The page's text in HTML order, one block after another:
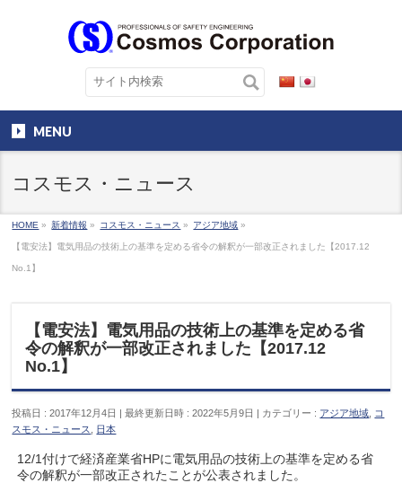
MENU
コスモス・ニュース
HOME » 新着情報 » コスモス・ニュース » アジア地域 »
【電安法】電気用品の技術上の基準を定める省令の解釈が一部改正されました【2017.12
No.1】
【電安法】電気用品の技術上の基準を定める省
令の解釈が一部改正されました【2017.12
No.1】
投稿日 : 2017年12月4日 最終更新日時 : 2022年5月9日 カテゴリー : アジア地域
コ
スモス・ニュース
日本
12/1付けで経済産業省HPに電気用品の技術上の基準を定める省
令の解釈が一部改正されたことが公表されました。